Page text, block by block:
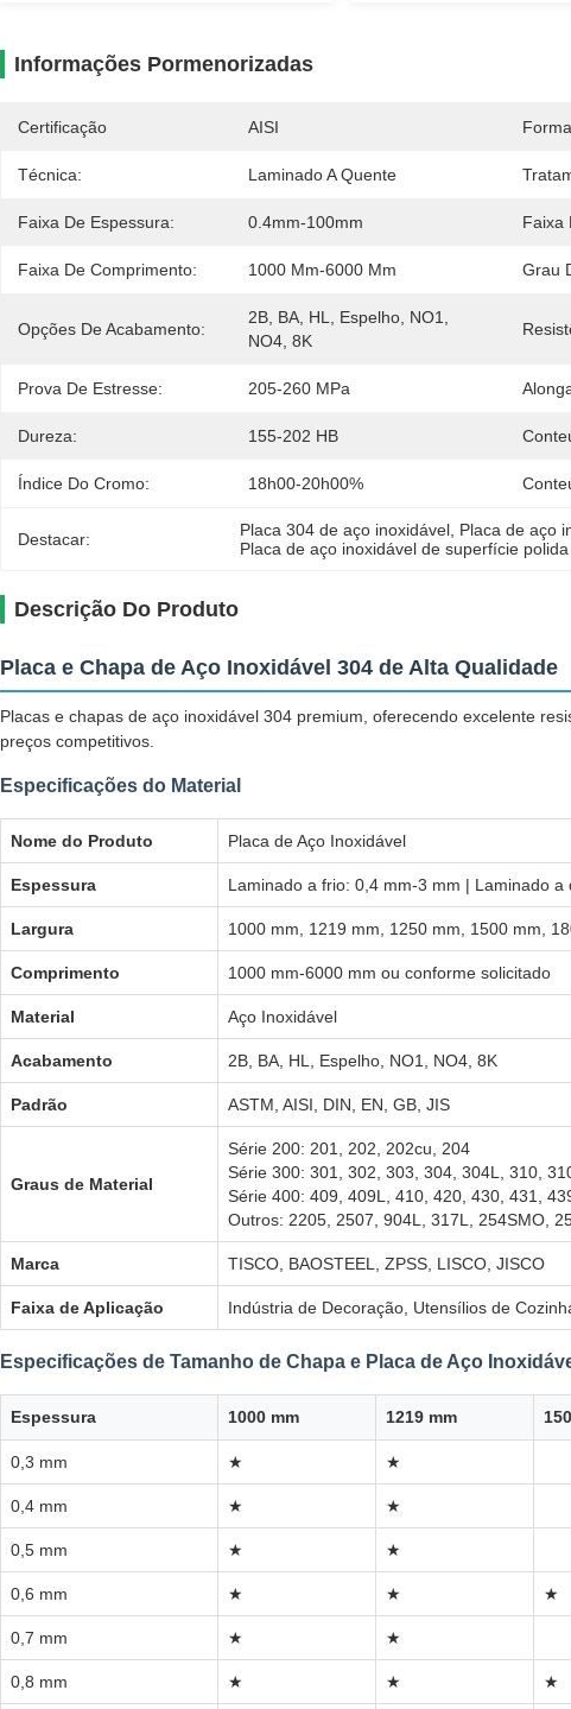
Informações Pormenorizadas
Certificação AISI
Técnica: Laminado A Quente
Faixa De Espessura: 0.4mm-100mm Faixa
Faixa De Comprimento: 1000 Mm-6000 Mm Grau
Opções De Acabamento:
2B, BA, HL, Espelho, NO1,
NO4, 8K
Prova De Estresse: 205-260 MPa
Dureza: 155-202 HB
Índice Do Cromo: 18h00-20h00%
Destacar: Placa 304 de aço inoxidável Placa de aço
Placa de aço inoxidável de superfície polida
Descrição Do Produto
Placa e Chapa de Aço Inoxidável 304 de Alta Qualidade
Placas e chapas de aço inoxidável 304 premium, oferecendo excelente
preços competitivos.
Especificações do Material
Nome do Produto Placa de Aço Inoxidável
Espessura Laminado a frio: 0,4 mm-3 mm | Laminado
Largura 1000 mm, 1219 mm, 1250 mm, 1500 mm,
Comprimento 1000 mm-6000 mm ou conforme solicitado
Material Aço Inoxidável
Acabamento 2B, BA, HL, Espelho, NO1, NO4, 8K
Padrão ASTM, AISI, DIN, EN, GB, JIS
Graus de Material
Série 200: 201, 202, 202cu, 204
Série 300: 301, 302, 303, 304, 304L, 310,
Série 400: 409, 409L, 410, 420, 430, 431,
Outros: 2205, 2507, 904L, 317L, 254SMO,
Marca TISCO, BAOSTEEL, ZPSS, LISCO, JISCO
Faixa de Aplicação Indústria de Decoração, Utensílios de
Especificações de Tamanho de Chapa e Placa de Aço
Espessura 1000 mm 1219 mm
0,3 mm ★ ★
0,4 mm ★ ★
0,5 mm ★ ★
0,6 mm ★ ★ ★
0,7 mm ★ ★
0,8 mm ★ ★ ★